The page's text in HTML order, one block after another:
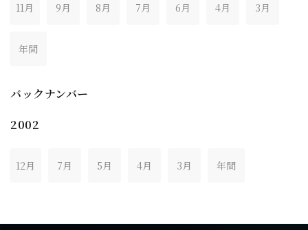
11月 9月 8月 7月 6月 4月 3月
年間
バックナンバー
2002
12月 7月 5月 4月 3月 年間